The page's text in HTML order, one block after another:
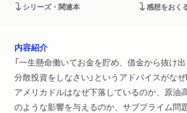
シリーズ・関連本 感想をおく
内容紹介
「一生懸命働いてお金を貯め、借金から抜け
分散投資をしなさい」というアドバイスがなぜ
アメリカドルはなぜ下落しているのか、原油
のような影響を与えるのか、サブプライム問